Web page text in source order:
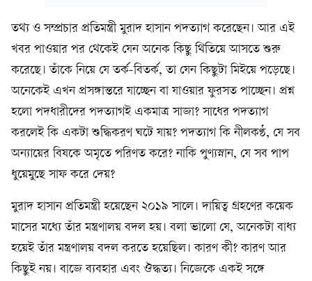
তথ্য ও সম্প্রচার প্রতিমন্ত্রী মুরাদ হাসান পদত্যাগ করেছেন। আর এই
খবর পাওয়ার পর থেকেই যেন অনেক কিছু থিতিয়ে আসতে শুরু
করেছে। তাঁকে নিয়ে যে তর্ক-বিতর্ক, তা যেন কিছুটা মিইয়ে পড়েছে।
অনেকেই এখন প্রসঙ্গান্তরে যাচ্ছেন বা যাওয়ার ফুরসত পাচ্ছেন। প্রশ্ন
হলো পদধারীদের পদত্যাগই একমাত্র সাজা? সাধের পদত্যাগ
করলেই কি একটা শুদ্ধিকরণ ঘটে যায়? পদত্যাগ কি নীলকণ্ঠ, যে সব
অন্যায়ের বিষকে অমৃতে পরিণত করে? নাকি পুণ্যস্নান, যে সব পাপ
ধুয়েমুছে সাফ করে দেয়?
মুরাদ হাসান প্রতিমন্ত্রী হয়েছেন ২০১৯ সালে। দায়িত্ব গ্রহণের কয়েক
মাসের মধ্যে তাঁর মন্ত্রণালয় বদল হয়। বলা ভালো যে, অনেকটা বাধ্য
হয়েই তাঁর মন্ত্রণালয় বদল করতে হয়েছিল। কারণ কী? কারণ আর
কিছুই নয়। বাজে ব্যবহার এবং ঔদ্ধত্য। নিজেকে একই সঙ্গে